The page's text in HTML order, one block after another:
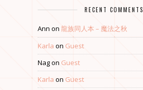
RECENT COMMENTS
Ann on 龍族同人本 – 魔法之秋
Karla on Guest
Nagon Guest
Karla on Guest